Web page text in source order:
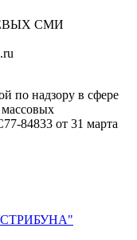
СМИ
по надзору в сфере
84833 от 31 марта